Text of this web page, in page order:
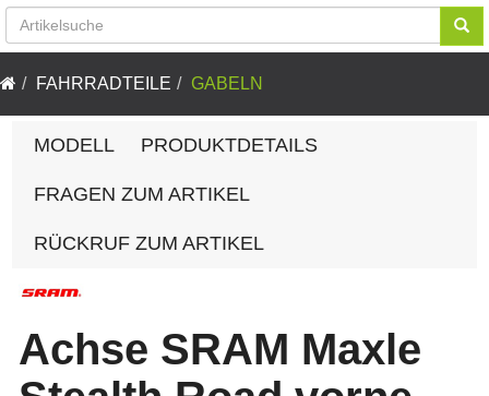
FAHRRADTEILE GABELN
MODELL PRODUKTDETAILS
FRAGEN ZUM ARTIKEL
RÜCKRUF ZUM ARTIKEL
Achse SRAM Maxle